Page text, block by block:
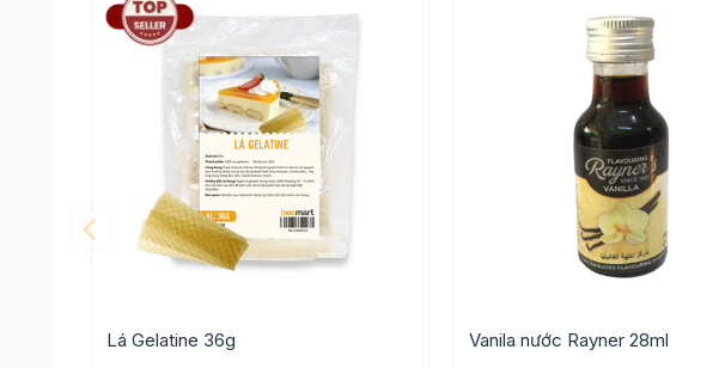
- Thương hiệu: SIS.
- Xuất xứ: Singapore
- Bảo quản: Nơi khô ráo, thoáng mát.
- Dùng cho nấu ăn, làm các món tráng miệng, làm bánh.
- HSD: 24 tháng.
Công dụng sản phẩm
Lá Gelatine 36g Vanila nước Rayner 28ml